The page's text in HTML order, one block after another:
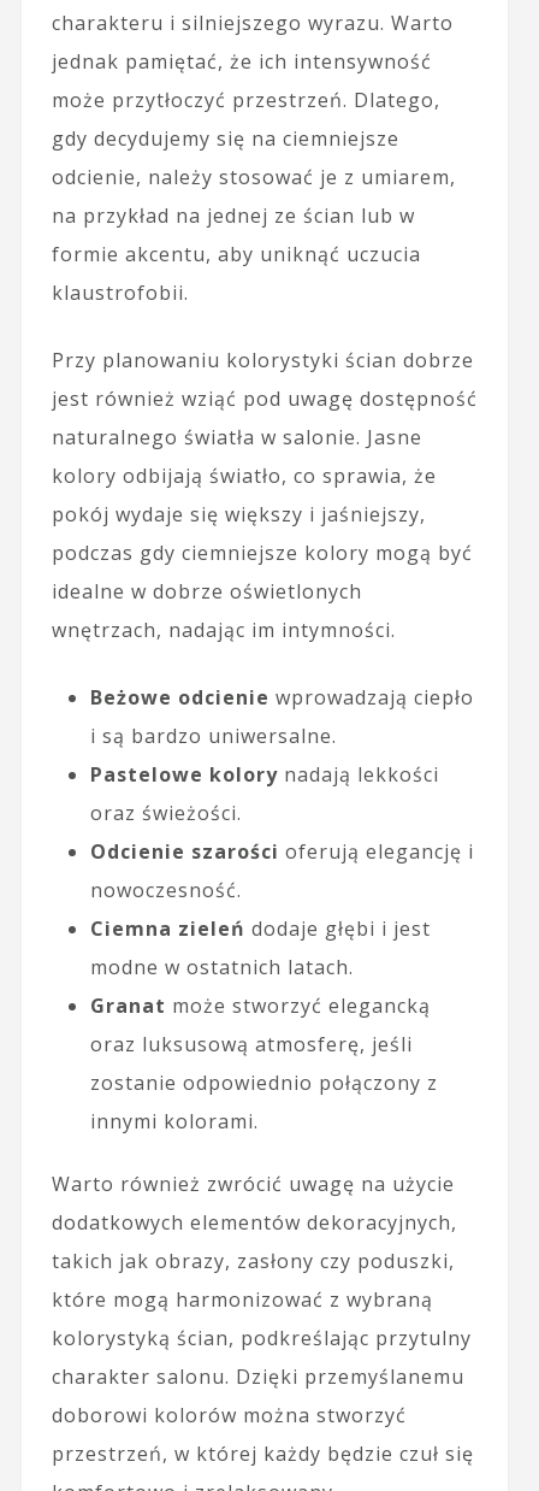
charakteru i silniejszego wyrazu. Warto
jednak pamiętać, że ich intensywność
może przytłoczyć przestrzeń. Dlatego,
gdy decydujemy się na ciemniejsze
odcienie, należy stosować je z umiarem,
na przykład na jednej ze ścian lub w
formie akcentu, aby uniknąć uczucia
klaustrofobii.
Przy planowaniu kolorystyki ścian dobrze
jest również wziąć pod uwagę dostępność
naturalnego światła w salonie. Jasne
kolory odbijają światło, co sprawia, że
pokój wydaje się większy i jaśniejszy,
podczas gdy ciemniejsze kolory mogą być
idealne w dobrze oświetlonych
wnętrzach, nadając im intymności.
Beżowe odcienie wprowadzają ciepło
i są bardzo uniwersalne.
Pastelowe kolorynadają lekkości
oraz świeżości.
Odcienie szarości oferują elegancję i
nowoczesność.
Ciemna zieleń dodaje głębi i jest
modne w ostatnich latach.
Granat może stworzyć elegancką
oraz luksusową atmosferę, jeśli
zostanie odpowiednio połączony z
innymi kolorami.
Warto również zwrócić uwagę na użycie
dodatkowych elementów dekoracyjnych,
takich jak obrazy, zasłony czy poduszki,
które mogą harmonizować z wybraną
kolorystyką ścian, podkreślając przytulny
charakter salonu. Dzięki przemyślanemu
doborowi kolorów można stworzyć
przestrzeń, w której każdy będzie czuł się